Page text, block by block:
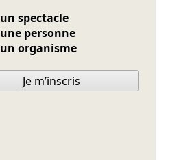
un spectacle
une personne
un organisme
Je m’inscris